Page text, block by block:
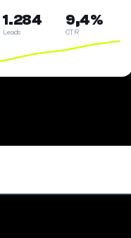
1.284
Leads
9,4%
CTR